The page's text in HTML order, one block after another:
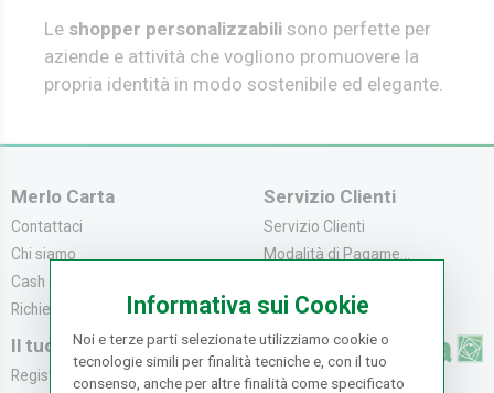
Le shopper personalizzabili sono perfette per
aziende e attività che vogliono promuovere la
propria identità in modo sostenibile ed elegante.
Merlo Carta
Contattaci
Chi siamo
Cash & Carry
Richiedi catalogo
Servizio Clienti
Servizio Clienti
Modalità di Pagame...
Resi e Recessi
Il tuo Account
Registrati
Informativa sui Cookie
Noi e terze parti selezionate utilizziamo cookie o
tecnologie simili per finalità tecniche e, con il tuo
consenso, anche per altre finalità come specificato